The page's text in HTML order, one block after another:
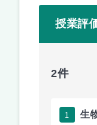
授業評
2件
1 生